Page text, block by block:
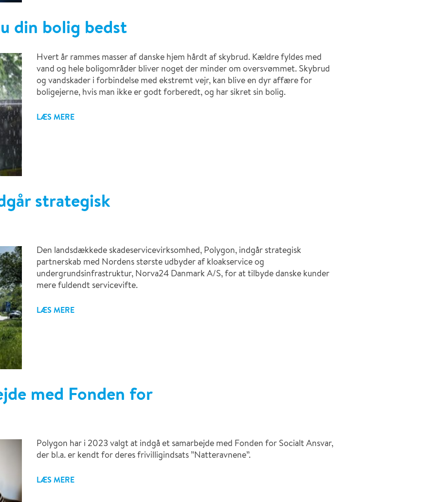
din bolig bedst
Hvert år rammes masser af danske hjem hårdt af skybrud. Kældre fyldes med
vand og hele boligområder bliver noget der minder om oversvømmet. Skybrud
og vandskader i forbindelse med ekstremt vejr, kan blive en dyr affære for
boligejerne, hvis man ikke er godt forberedt, og har sikret sin bolig.
LÆS MERE
strategisk
Den landsdækkede skadeservicevirksomhed, Polygon, indgår strategisk
partnerskab med Nordens største udbyder af kloakservice og
undergrundsinfrastruktur, Norva24 Danmark A/S, for at tilbyde danske kunder
mere fuldendt servicevifte.
LÆS MERE
med Fonden for
Polygon har i 2023 valgt at indgå et samarbejde med Fonden for Socialt Ansvar,
der bl.a. er kendt for deres frivilligindsats ”Natteravnene”.
LÆS MERE